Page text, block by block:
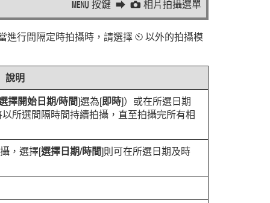
G 按鍵 C 相片拍攝選單
進行間隔定時拍攝時，請選擇 E 以外的拍攝模
說明
擇開始日期/時間]選為[即時]）或在所選日期
所選間隔時間持續拍攝，直至拍攝完所有相
，選擇[選擇日期/時間]則可在所選日期及時